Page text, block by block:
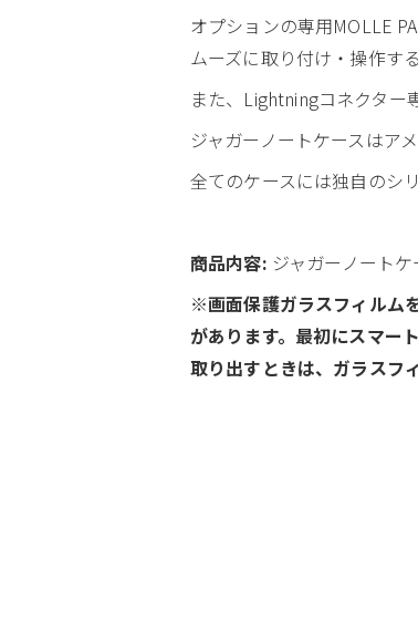
オプションの専用MOLLE
ムーズに取り付け・操作す
また、Lightningコネクター
ジャガーノートケースはア
全てのケースには独自のシ
商品内容: ジャガーノート
※画面保護ガラスフィルム
があります。最初にスマー
取り出すときは、ガラスフ